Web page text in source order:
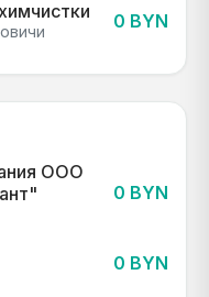
0 BYN
ООО
0 BYN
0 BYN